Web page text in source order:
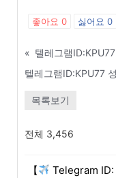
좋아요 0 싫어요 0
«
목록보기
전체 3,456
【
Telegram ID: